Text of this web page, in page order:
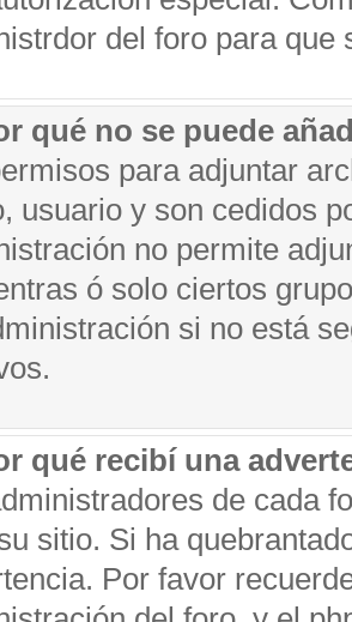
del foro para que
qué no se puede
para adjuntar
usuario y son cedidos
no permite
ó solo ciertos
si no está
qué recibí una
de cada
sitio. Si ha
Por favor